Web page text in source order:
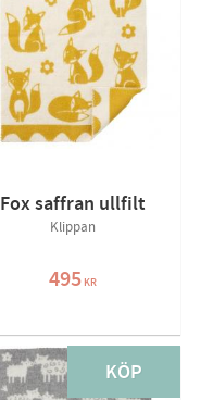
Fox saffran ullfilt
Klippan
495KR
KÖP